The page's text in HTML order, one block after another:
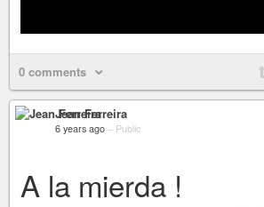
0 comments
Jean Ferreira
6 years ago – Public
A la mierda !